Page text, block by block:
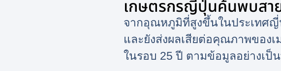
เกษตรกรญี่ปุ่นค้นพบสา
จากอุณหภูมิที่สูงขึ้นในประเทศญี่
และยังส่งผลเสียต่อคุณภาพของ
ในรอบ 25 ปี ตามข้อมูลอย่างเป็